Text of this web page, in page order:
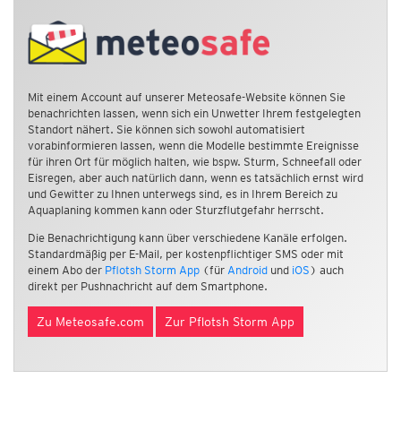
Mit einem Account auf unserer Meteosafe-Website können Sie
benachrichten lassen, wenn sich ein Unwetter Ihrem festgelegten
Standort nähert. Sie können sich sowohl automatisiert
vorabinformieren lassen, wenn die Modelle bestimmte Ereignisse
für ihren Ort für möglich halten, wie bspw. Sturm, Schneefall oder
Eisregen, aber auch natürlich dann, wenn es tatsächlich ernst wird
und Gewitter zu Ihnen unterwegs sind, es in Ihrem Bereich zu
Aquaplaning kommen kann oder Sturzflutgefahr herrscht.
Die Benachrichtigung kann über verschiedene Kanäle erfolgen.
Standardmäßig per E-Mail, per kostenpflichtiger SMS oder mit
einem Abo der Pflotsh Storm App (für Android und iOS ) auch
direkt per Pushnachricht auf dem Smartphone.
Zu Meteosafe.com Zur Pflotsh Storm App